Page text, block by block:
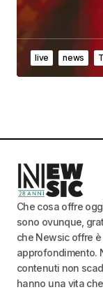
live news
Che cosa offre
sono ovunque,
che Newsic offre
approfondimento.
contenuti non
hanno una vita